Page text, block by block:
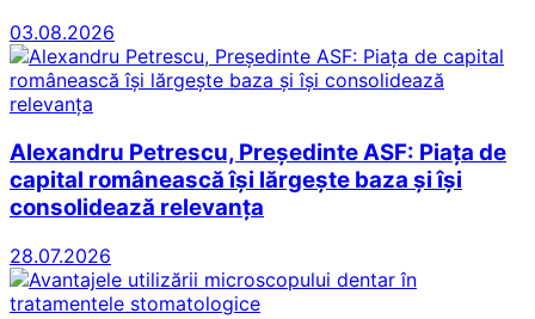
03.08.2026
Alexandru Petrescu, Președinte ASF: Piața de
capital românească își lărgește baza și își
consolidează relevanța
28.07.2026